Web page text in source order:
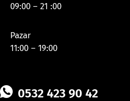
09:00 – 21 :00
Pazar
11:00 – 19:00
0532 423 90 42